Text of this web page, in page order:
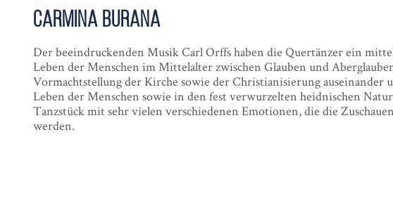
Carmina Burana
Der beeindruckenden Musik Carl Orffs haben die Quertänzer ein
Leben der Menschen im Mittelalter zwischen Glauben und
Vormachtstellung der Kirche sowie der Christianisierung auseinander
Leben der Menschen sowie in den fest verwurzelten heidnischen
Tanzstück mit sehr vielen verschiedenen Emotionen, die die
werden.